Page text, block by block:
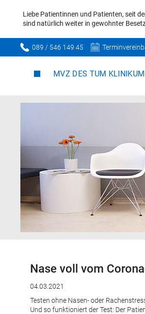
Liebe Patientinnen und Patienten, seit
sind natürlich weiter in gewohnter
089 / 546 149 45
MVZ DES TUM
Nase voll vom
04.03.2021
Testen ohne Nasen- oder
Und so funktioniert der Test: Der